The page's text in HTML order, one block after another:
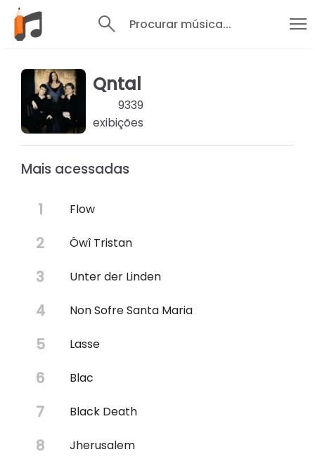
Procurar música...
Qntal
9339
exibições
Mais acessadas
Flow
Ôwî Tristan
Unter der Linden
Non Sofre Santa Maria
Lasse
Blac
Black Death
Jherusalem